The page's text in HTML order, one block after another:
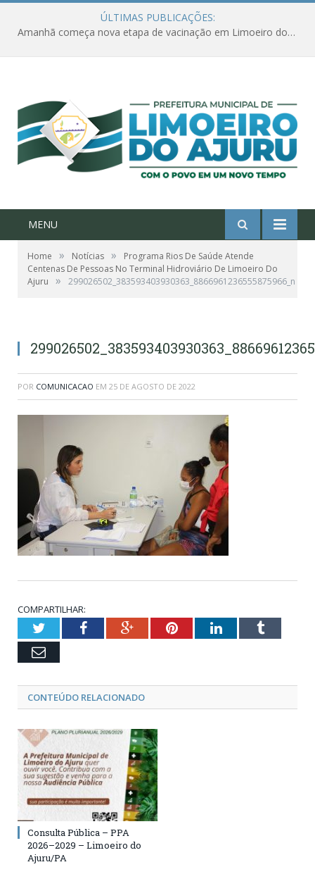
ÚLTIMAS PUBLICAÇÕES:
Amanhã começa nova etapa de vacinação em Limoeiro do Ajuru para idosos com 65 ou mais
MENU
Home » Notícias »
Programa Rios De Saúde Atende
Centenas De Pessoas No Terminal Hidroviário De Limoeiro Do
Ajuru
» 299026502_383593403930363_8866961236555875966_n
POR COMUNICACAO EM 25 DE AGOSTO DE 2022
COMPARTILHAR:
TwitterFacebookGoogle+PinterestLinkedInTumblr
Email
CONTEÚDO RELACIONADO
Consulta Pública – PPA
2026–2029 – Limoeiro do
Ajuru/PA